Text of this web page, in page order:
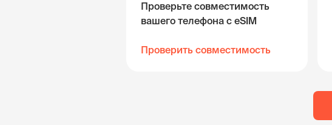
Проверьте совместимость
вашего телефона с eSIM
Проверить совместимость